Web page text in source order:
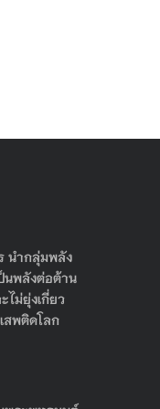
นำกลุ่มพลัง
นพลังต่อต้าน
ไม่ยุ่งเกี่ยว
สพติดโลก